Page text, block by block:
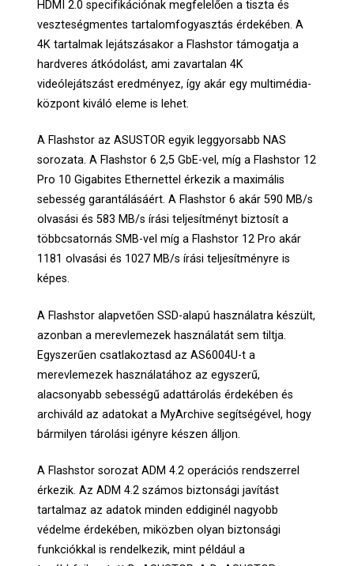
HDMI 2.0 specifikációnak megfelelően a tiszta és
veszteségmentes tartalomfogyasztás érdekében. A
4K tartalmak lejátszásakor a Flashstor támogatja a
hardveres átkódolást, ami zavartalan 4K
videólejátszást eredményez, így akár egy multimédia-
központ kiváló eleme is lehet.
A Flashstor az ASUSTOR egyik leggyorsabb NAS
sorozata. A Flashstor 6 2,5 GbE-vel, míg a Flashstor 12
Pro 10 Gigabites Ethernettel érkezik a maximális
sebesség garantálásáért. A Flashstor 6 akár 590 MB/s
olvasási és 583 MB/s írási teljesítményt biztosít a
többcsatornás SMB-vel míg a Flashstor 12 Pro akár
1181 olvasási és 1027 MB/s írási teljesítményre is
képes.
A Flashstor alapvetően SSD-alapú használatra készült,
azonban a merevlemezek használatát sem tiltja.
Egyszerűen csatlakoztasd az AS6004U-t a
merevlemezek használatához az egyszerű,
alacsonyabb sebességű adattárolás érdekében és
archiváld az adatokat a MyArchive segítségével, hogy
bármilyen tárolási igényre készen álljon.
A Flashstor sorozat ADM 4.2 operációs rendszerrel
érkezik. Az ADM 4.2 számos biztonsági javítást
tartalmaz az adatok minden eddiginél nagyobb
védelme érdekében, miközben olyan biztonsági
funkciókkal is rendelkezik, mint például a